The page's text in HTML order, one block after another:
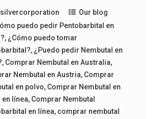
silvercorporation
Our blog
puedo pedir Pentobarbital en
, ¿Cómo puedo tomar
, ¿Puedo pedir Nembutal en
, Comprar Nembutal en Australia,
Nembutal en Austria, Comprar
en polvo, Comprar Nembutal en
en línea, Comprar Nembutal
en línea, comprar nembutal